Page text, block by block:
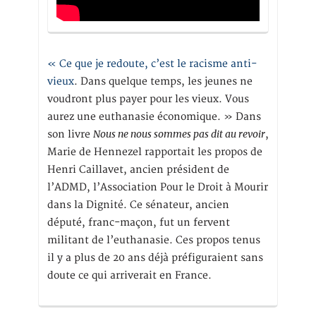
« Ce que je redoute, c’est le racisme anti-
vieux. Dans quelque temps, les jeunes ne
voudront plus payer pour les vieux. Vous
aurez une euthanasie économique. » Dans
son livre Nous ne nous sommes pas dit au revoir,
Marie de Hennezel rapportait les propos de
Henri Caillavet, ancien président de
l’ADMD, l’Association Pour le Droit à Mourir
dans la Dignité. Ce sénateur, ancien
député, franc-maçon, fut un fervent
militant de l’euthanasie. Ces propos tenus
il y a plus de 20 ans déjà préfiguraient sans
doute ce qui arriverait en France.